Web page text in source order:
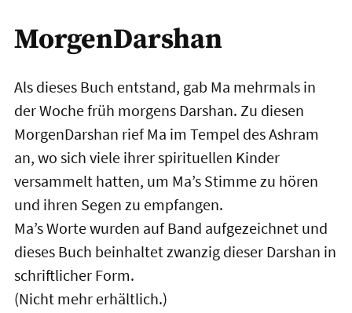
MorgenDarshan
Als dieses Buch entstand, gab Ma mehrmals in
der Woche früh morgens Darshan. Zu diesen
MorgenDarshan rief Ma im Tempel des Ashram
an, wo sich viele ihrer spirituellen Kinder
versammelt hatten, um Ma’s Stimme zu hören
und ihren Segen zu empfangen.
Ma’s Worte wurden auf Band aufgezeichnet und
dieses Buch beinhaltet zwanzig dieser Darshan in
schriftlicher Form.
(Nicht mehr erhältlich.)